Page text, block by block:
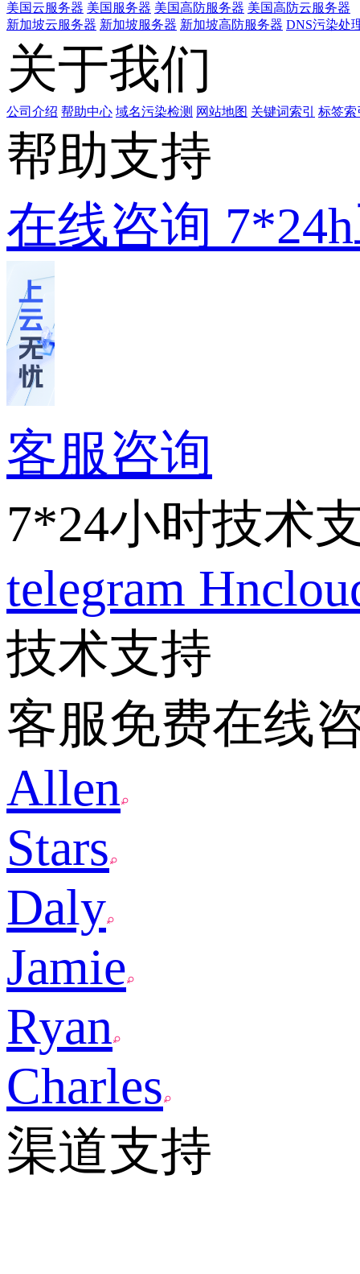
美国云服务器 美国服务器 美国高防服务器 美国高防云服务器
新加坡云服务器 新加坡服务器 新加坡高防服务器 DNS污染处
关于我们
公司介绍 帮助中心 域名污染检测 网站地图 关键词索引 标签索
帮助支持
在线咨询
客服咨询
7*24小时技术
telegram
技术支持
客服免费在线
Allen
Stars
Daly
Jamie
Ryan
Charles
渠道支持